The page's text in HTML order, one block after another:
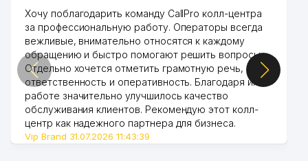
47 BINKAT TRADE MChJ 843 м
48 ALTOMEDSERVIS MChJ 858 м
49 ADVISE AND AUDIT MChJ 866 м
50 NUR MED SERVIS MChJ
51
DAVR MED SERVIS XUSUSIY
KORXONASI
Хочу поблагодарить команду CallPro колл-центра
за профессиональную работу. Операторы всегда
вежливые, внимательно относятся к каждому
обращению и быстро помогают решить вопросы.
Отдельно хочется отметить грамотную речь,
ответственность и оперативность. Благодаря их
работе значительно улучшилось качество
обслуживания клиентов. Рекомендую этот колл-
центр как надежного партнера для бизнеса.
Vip Brand 31.07.2026 11:43:39